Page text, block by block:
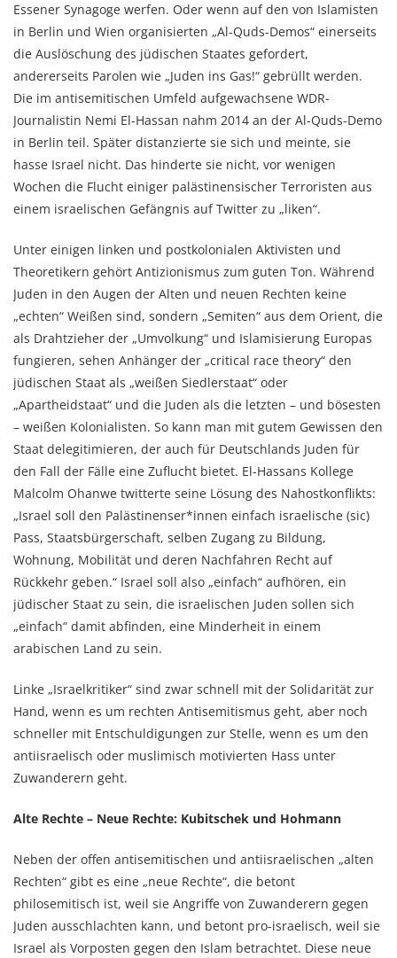
Essener Synagoge werfen. Oder wenn auf den von Islamisten
in Berlin und Wien organisierten „Al-Quds-Demos“ einerseits
die Auslöschung des jüdischen Staates gefordert,
andererseits Parolen wie „Juden ins Gas!“ gebrüllt werden.
Die im antisemitischen Umfeld aufgewachsene WDR-
Journalistin Nemi El-Hassan nahm 2014 an der Al-Quds-Demo
in Berlin teil. Später distanzierte sie sich und meinte, sie
hasse Israel nicht. Das hinderte sie nicht, vor wenigen
Wochen die Flucht einiger palästinensischer Terroristen aus
einem israelischen Gefängnis auf Twitter zu „liken“.
Unter einigen linken und postkolonialen Aktivisten und
Theoretikern gehört Antizionismus zum guten Ton. Während
Juden in den Augen der Alten und neuen Rechten keine
„echten“ Weißen sind, sondern „Semiten“ aus dem Orient, die
als Drahtzieher der „Umvolkung“ und Islamisierung Europas
fungieren, sehen Anhänger der „critical race theory“ den
jüdischen Staat als „weißen Siedlerstaat“ oder
„Apartheidstaat“ und die Juden als die letzten – und bösesten
– weißen Kolonialisten. So kann man mit gutem Gewissen den
Staat delegitimieren, der auch für Deutschlands Juden für
den Fall der Fälle eine Zuflucht bietet. El-Hassans Kollege
Malcolm Ohanwe twitterte seine Lösung des Nahostkonflikts:
„Israel soll den Palästinenser*innen einfach israelische (sic)
Pass, Staatsbürgerschaft, selben Zugang zu Bildung,
Wohnung, Mobilität und deren Nachfahren Recht auf
Rückkehr geben.“ Israel soll also „einfach“ aufhören, ein
jüdischer Staat zu sein, die israelischen Juden sollen sich
„einfach“ damit abfinden, eine Minderheit in einem
arabischen Land zu sein.
Linke „Israelkritiker“ sind zwar schnell mit der Solidarität zur
Hand, wenn es um rechten Antisemitismus geht, aber noch
schneller mit Entschuldigungen zur Stelle, wenn es um den
antiisraelisch oder muslimisch motivierten Hass unter
Zuwanderern geht.
Alte Rechte – Neue Rechte: Kubitschek und Hohmann
Neben der offen antisemitischen und antiisraelischen „alten
Rechten“ gibt es eine „neue Rechte“, die betont
philosemitisch ist, weil sie Angriffe von Zuwanderern gegen
Juden ausschlachten kann, und betont pro-israelisch, weil sie
Israel als Vorposten gegen den Islam betrachtet. Diese neue